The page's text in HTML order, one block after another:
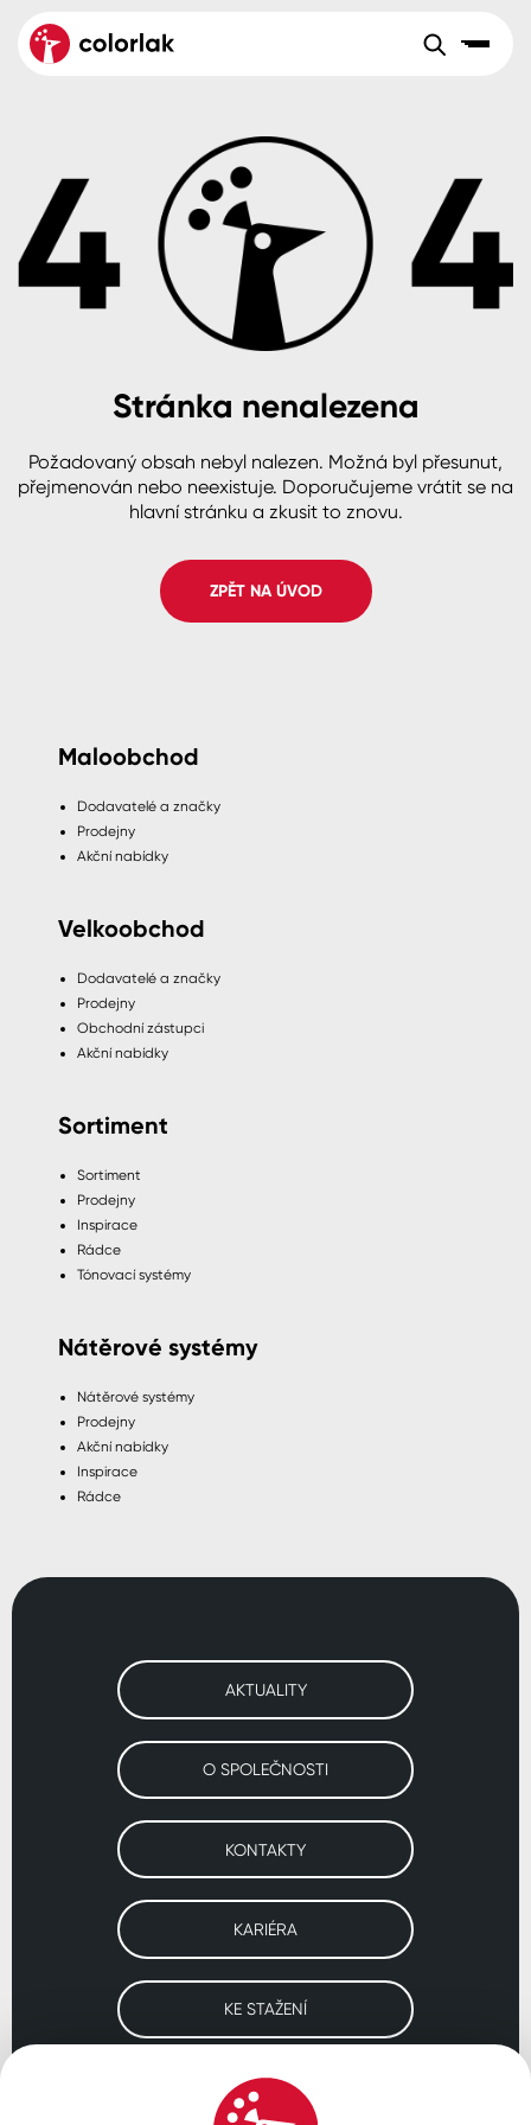
Velkoobchod Sortiment
Aktuality
Reference
O společnosti
B2B +420 800 145 555Po – Pá: 8:00–15:00
Česko
Slovensko Polsko Worldwide
Dřevo
Beton, asfalt, minerální podklady
Plast, sklo, keramika
Stěny
Fasády
Spreje
Colorlak Dekor
Colorlak Profi
Colorlak Pta
Stránka nenalezena
Požadovaný obsah nebyl nalezen. Možná byl přesunut,
přejmenován nebo neexistuje. Doporučujeme vrátit se na
hlavní stránku a zkusit to znovu.
ZPĚT NA ÚVOD
Maloobchod
Dodavatelé a značky
Prodejny
Akční nabídky
Velkoobchod
Dodavatelé a značky
Prodejny
Obchodní zástupci
Akční nabídky
Sortiment
Sortiment
Prodejny
Inspirace
Rádce
Tónovací systémy
Nátěrové systémy
Nátěrové systémy
Prodejny
Akční nabídky
Inspirace
Rádce
AKTUALITY
O SPOLEČNOSTI
KONTAKTY
KARIÉRA
KE STAŽENÍ
Navštivte naše pobočky